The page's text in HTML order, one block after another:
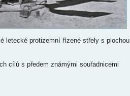
letecké protizemní řízené střely s plochou
cílů s předem známými souřadnicemi